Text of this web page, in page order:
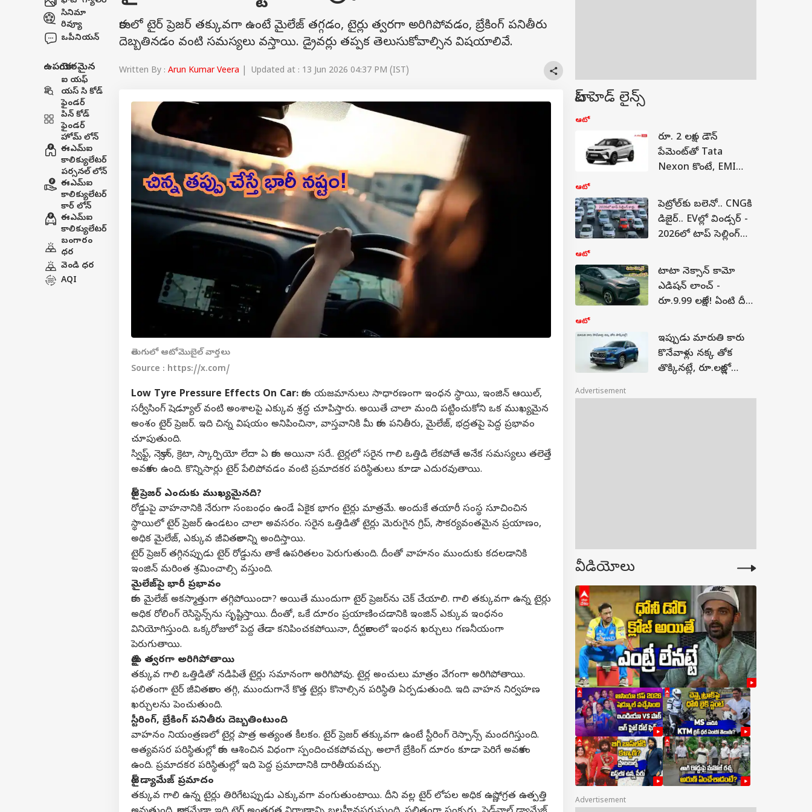
సినిమా
రివ్యూ
ఒపీనియన్
ఉపయోగకరమైన
ఐ యఫ్
యస్ సి కోడ్
ఫైండర్
పిన్ కోడ్
ఫైండర్
హోమ్ లోన్
ఈఎమ్ఐ
కాలిక్యులేటర్
పర్సనల్ లోన్
ఈఎమ్ఐ
కాలిక్యులేటర్
కార్ లోన్
ఈఎమ్ఐ
కాలిక్యులేటర్
బంగారం
ధర
వెండి ధర
AQI
కారులో టైర్ ప్రెజర్ తక్కువగా ఉంటే మైలేజ్ తగ్గడం, టైర్లు త్వరగా అరిగిపోవడం, బ్రేకింగ్ పనితీరు
దెబ్బతినడం వంటి సమస్యలు వస్తాయి. డ్రైవర్లు తప్పక తెలుసుకోవాల్సిన విషయాలివే.
Written By : Arun Kumar Veera | Updated at : 13 Jun 2026 04:37 PM (IST)
తెలుగులో ఆటోమొబైల్‌ వార్తలు
Source : https://x.com/
Low Tyre Pressure Effects On Car: కారు యజమానులు సాధారణంగా ఇంధన స్థాయి, ఇంజిన్ ఆయిల్,
సర్వీసింగ్ షెడ్యూల్ వంటి అంశాలపై ఎక్కువ శ్రద్ధ చూపిస్తారు. అయితే చాలా మంది పట్టించుకోని ఒక ముఖ్యమైన
అంశం టైర్ ప్రెజర్. ఇది చిన్న విషయం అనిపించినా, వాస్తవానికి మీ కారు పనితీరు, మైలేజ్, భద్రతపై పెద్ద ప్రభావం
చూపుతుంది.
స్విఫ్ట్, నెక్సాన్, క్రెటా, స్కార్పియో లేదా ఏ కారు అయినా సరే.. టైర్లలో సరైన గాలి ఒత్తిడి లేకపోతే అనేక సమస్యలు తలెత్తే
అవకాశం ఉంది. కొన్నిసార్లు టైర్ పేలిపోవడం వంటి ప్రమాదకర పరిస్థితులు కూడా ఎదురవుతాయి.
టైర్ ప్రెజర్ ఎందుకు ముఖ్యమైనది?
రోడ్డుపై వాహనానికి నేరుగా సంబంధం ఉండే ఏకైక భాగం టైర్లు మాత్రమే. అందుకే తయారీ సంస్థ సూచించిన
స్థాయిలో టైర్ ప్రెజర్ ఉండటం చాలా అవసరం. సరైన ఒత్తిడితో టైర్లు మెరుగైన గ్రిప్, సౌకర్యవంతమైన ప్రయాణం,
అధిక మైలేజ్, ఎక్కువ జీవితకాలాన్ని అందిస్తాయి.
టైర్ ప్రెజర్ తగ్గినప్పుడు టైర్ రోడ్డును తాకే ఉపరితలం పెరుగుతుంది. దీంతో వాహనం ముందుకు కదలడానికి
ఇంజిన్ మరింత శ్రమించాల్సి వస్తుంది.
మైలేజ్‌పై భారీ ప్రభావం
కారు మైలేజ్ అకస్మాత్తుగా తగ్గిపోయిందా? అయితే ముందుగా టైర్ ప్రెజర్‌ను చెక్ చేయాలి. గాలి తక్కువగా ఉన్న టైర్లు
అధిక రోలింగ్ రెసిస్టెన్స్‌ను సృష్టిస్తాయి. దీంతో, ఒకే దూరం ప్రయాణించడానికి ఇంజిన్ ఎక్కువ ఇంధనం
వినియోగిస్తుంది. ఒక్కరోజులో పెద్ద తేడా కనిపించకపోయినా, దీర్ఘకాలంలో ఇంధన ఖర్చులు గణనీయంగా
పెరుగుతాయి.
టైర్లు త్వరగా అరిగిపోతాయి
తక్కువ గాలి ఒత్తిడితో నడిపితే టైర్లు సమానంగా అరిగిపోవు. టైర్ల అంచులు మాత్రం వేగంగా అరిగిపోతాయి.
ఫలితంగా టైర్ జీవితకాలం తగ్గి, ముందుగానే కొత్త టైర్లు కొనాల్సిన పరిస్థితి ఏర్పడుతుంది. ఇది వాహన నిర్వహణ
ఖర్చులను పెంచుతుంది.
స్టీరింగ్, బ్రేకింగ్ పనితీరు దెబ్బతింటుంది
వాహనం నియంత్రణలో టైర్ల పాత్ర అత్యంత కీలకం. టైర్ ప్రెజర్ తక్కువగా ఉంటే స్టీరింగ్ రెస్పాన్స్‌ మందగిస్తుంది.
అత్యవసర పరిస్థితుల్లో కారు ఆశించిన విధంగా స్పందించకపోవచ్చు. అలాగే బ్రేకింగ్ దూరం కూడా పెరిగే అవకాశం
ఉంది. ప్రమాదకర పరిస్థితుల్లో ఇది పెద్ద ప్రమాదానికి దారితీయవచ్చు.
టైర్ డ్యామేజ్ ప్రమాదం
తక్కువ గాలి ఉన్న టైర్లు తిరిగేటప్పుడు ఎక్కువగా వంగుతుంటాయి. దీని వల్ల టైర్ లోపల అధిక ఉష్ణోగ్రత ఉత్పత్తి
టాప్ హెడ్ లైన్స్
ఆటో
రూ. 2 లక్షల డౌన్
పేమెంట్‌తో Tata
Nexon కొంటే, EMI
ఆటో
పెట్రోల్‌కు బలెనో.. CNGకి
డిజైర్.. EVల్లో విండ్సర్ -
2026లో టాప్ సెల్లింగ్‌
ఆటో
టాటా నెక్సాన్‌ కామో
ఎడిషన్ లాంచ్ -
రూ.9.99 లక్షలే! ఏంటి దీని
ఆటో
ఇప్పుడు మారుతి కారు
కొనేవాళ్లు నక్క తోక
తొక్కినట్లే, రూ.లక్షల్లో
Advertisement
వీడియోలు
Advertisement